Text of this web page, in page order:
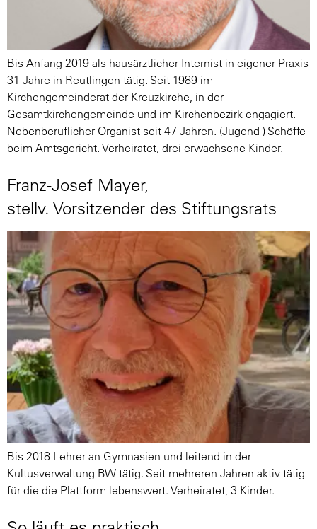
Bis Anfang 2019 als hausärztlicher Internist in eigener Praxis
31 Jahre in Reutlingen tätig. Seit 1989 im
Kirchengemeinderat der Kreuzkirche, in der
Gesamtkirchengemeinde und im Kirchenbezirk engagiert.
Nebenberuflicher Organist seit 47 Jahren. (Jugend-) Schöffe
beim Amtsgericht. Verheiratet, drei erwachsene Kinder.
Franz-Josef Mayer,
stellv. Vorsitzender des Stiftungsrats
Bis 2018 Lehrer an Gymnasien und leitend in der
Kultusverwaltung BW tätig. Seit mehreren Jahren aktiv tätig
für die die Plattform lebenswert. Verheiratet, 3 Kinder.